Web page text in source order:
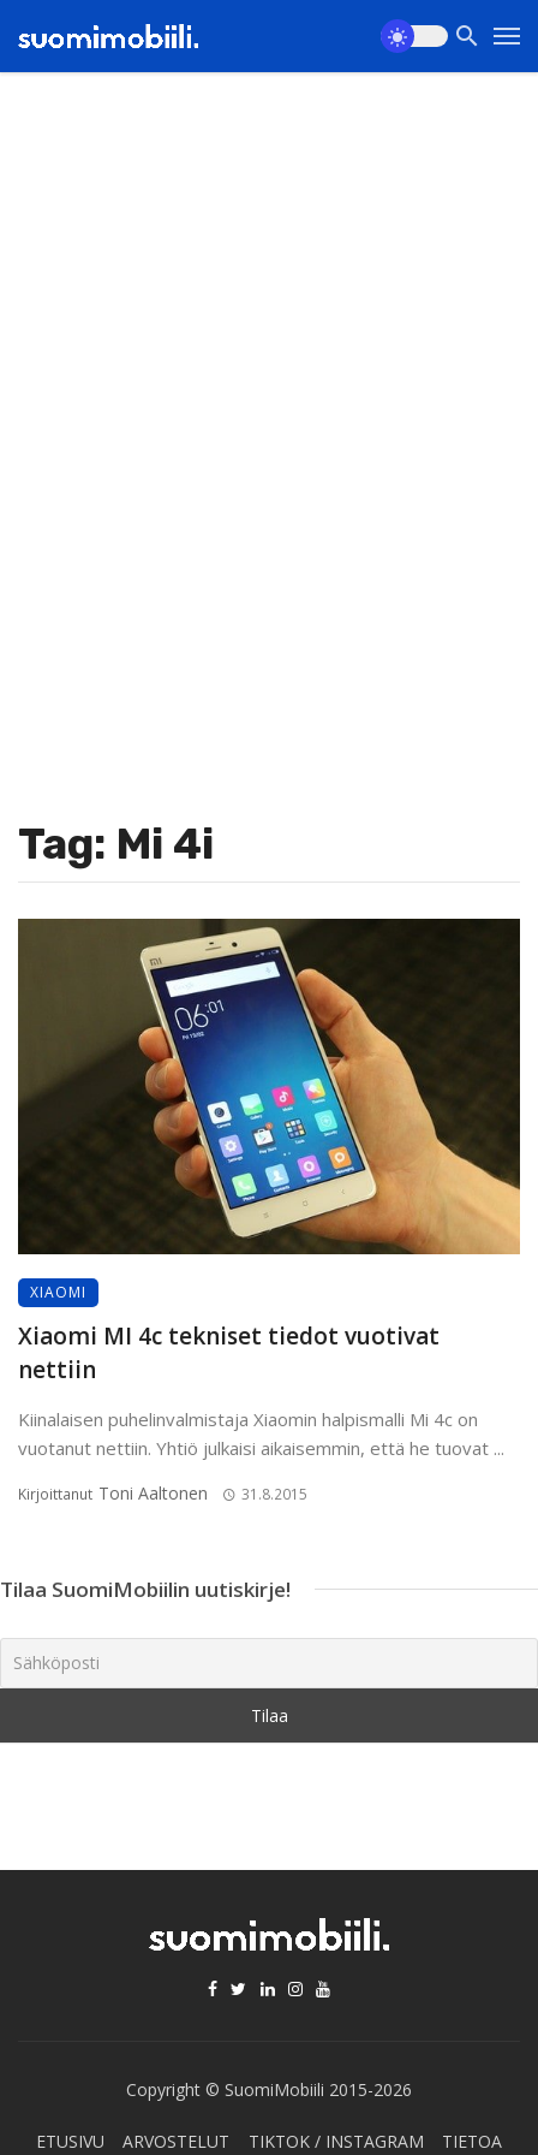
Tag: Mi 4i
XIAOMI
Xiaomi MI 4c tekniset tiedot vuotivat
nettiin
Kiinalaisen puhelinvalmistaja Xiaomin halpismalli Mi 4c on
vuotanut nettiin. Yhtiö julkaisi aikaisemmin, että he tuovat ...
Kirjoittanut Toni Aaltonen 31.8.2015
Tilaa SuomiMobiilin uutiskirje!
Copyright © SuomiMobiili 2015-2026
ETUSIVU ARVOSTELUT TIKTOK / INSTAGRAM TIETOA